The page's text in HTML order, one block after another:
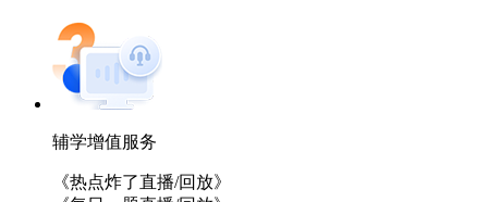
辅学增值服务
《热点炸了直播/回放》